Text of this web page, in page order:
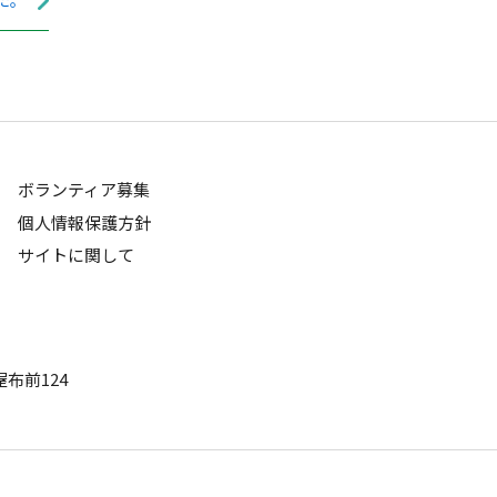
ボランティア募集
個人情報保護方針
サイトに関して
布前124